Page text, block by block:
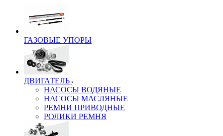
ГАЗОВЫЕ УПОРЫ
ДВИГАТЕЛЬ
НАСОСЫ ВОДЯНЫЕ
НАСОСЫ МАСЛЯНЫЕ
РЕМНИ ПРИВОДНЫЕ
РОЛИКИ РЕМНЯ